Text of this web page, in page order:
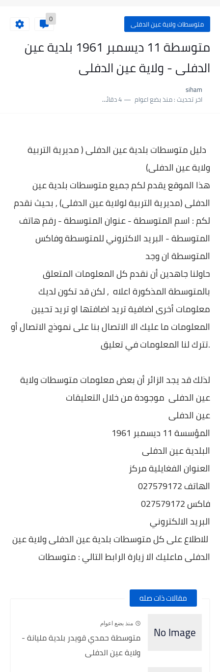
حساب معدل شهادة التعليم المتوسط بيام 2025
متوسطات ولاية عين الدفلى 0
متوسطة 11 ديسمبر 1961 بلدية عين
الدفلى - ولاية عين الدفلى
siham
اخر تحديث :منذ بضع اعوام 4 دقائق للقراءة
دليل متوسطات بلديةعين الدفلى ( مديرية التربية
ولاية عين الدفلى)
هذا الموقع يقدم لكم جميع متوسطات بلدية عين
الدفلى (مديرية التربية لولاية عين الدفلى) , بحيث نقدم
لكم : اسم المتوسطة - عنوان المتوسطة - رقم هاتف
المتوسطة - البريد الاكتروني للمتوسطة وفاكس
المتوسطة ان وجد
حاولنا جاهدين أن نقدم كل المعلومات المتعلق
بالمتوسطة المذكورة اعلاه , لكن قد تكون لديك
معلومات أخرى اضافية تريد اضافتها او تريد تحيين
المعلومات ما عليك الا الاتصال بنا على نموذج الاتصال أو
تترك لنا المعلومات في تعليق.
لذلك قد يجد الزائر أن بعض معلومات متوسطات ولاية
عين الدفلى موجودة من خلال التعليقات
عين الدفلى
المؤسسة 11 ديسمبر 1961
البلدية عين الدفلى
العنوان الفغايلية مركز
الهاتف 027579172
فاكس 027579172
البريد الالكتروني
للاطلاع على كل متوسطات بلدية عين الدفلى ولاية عين
الدفلى ماعليك الا زيارة الرابط التالي : متوسطات
مقالات ذات صله
منذ بضع اعوام
متوسطة حمدي قويدر بلدية مليانة -
ولاية عين الدفلى